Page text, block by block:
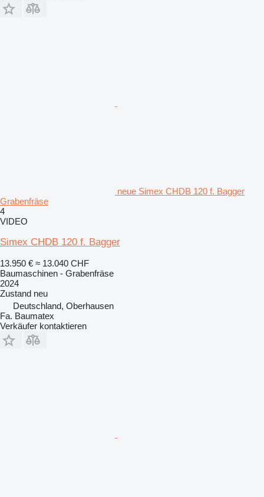
neue Simex CHDB 120 f. Bagger
Grabenfräse
4
VIDEO
Simex CHDB 120 f. Bagger
13.950 € ≈ 13.040 CHF
Baumaschinen - Grabenfräse
2024
Zustand neu
Deutschland, Oberhausen
Fa. Baumatex
Verkäufer kontaktieren